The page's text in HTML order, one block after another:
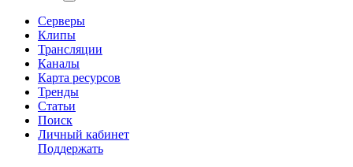
Серверы
Клипы
Трансляции
Каналы
Карта ресурсов
Тренды
Статьи
Поиск
Личный кабинет
Поддержать